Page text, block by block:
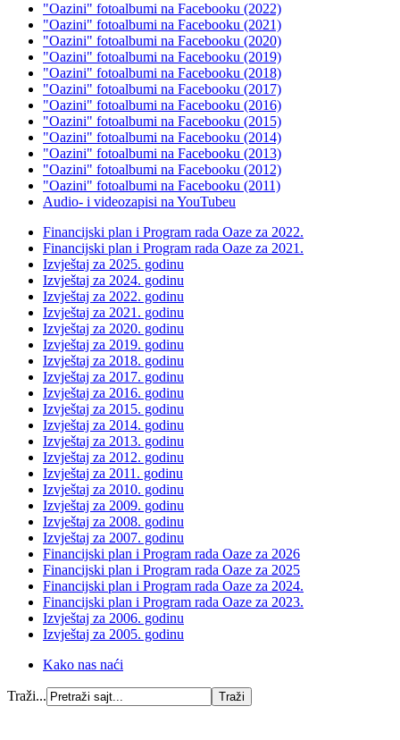
"Oazini" fotoalbumi na Facebooku (2022)
"Oazini" fotoalbumi na Facebooku (2021)
"Oazini" fotoalbumi na Facebooku (2020)
"Oazini" fotoalbumi na Facebooku (2019)
"Oazini" fotoalbumi na Facebooku (2018)
"Oazini" fotoalbumi na Facebooku (2017)
"Oazini" fotoalbumi na Facebooku (2016)
"Oazini" fotoalbumi na Facebooku (2015)
"Oazini" fotoalbumi na Facebooku (2014)
"Oazini" fotoalbumi na Facebooku (2013)
"Oazini" fotoalbumi na Facebooku (2012)
"Oazini" fotoalbumi na Facebooku (2011)
Audio- i videozapisi na YouTubeu
Financijski plan i Program rada Oaze za 2022.
Financijski plan i Program rada Oaze za 2021.
Izvještaj za 2025. godinu
Izvještaj za 2024. godinu
Izvještaj za 2022. godinu
Izvještaj za 2021. godinu
Izvještaj za 2020. godinu
Izvještaj za 2019. godinu
Izvještaj za 2018. godinu
Izvještaj za 2017. godinu
Izvještaj za 2016. godinu
Izvještaj za 2015. godinu
Izvještaj za 2014. godinu
Izvještaj za 2013. godinu
Izvještaj za 2012. godinu
Izvještaj za 2011. godinu
Izvještaj za 2010. godinu
Izvještaj za 2009. godinu
Izvještaj za 2008. godinu
Izvještaj za 2007. godinu
Financijski plan i Program rada Oaze za 2026
Financijski plan i Program rada Oaze za 2025
Financijski plan i Program rada Oaze za 2024.
Financijski plan i Program rada Oaze za 2023.
Izvještaj za 2006. godinu
Izvještaj za 2005. godinu
Kako nas naći
Traži...